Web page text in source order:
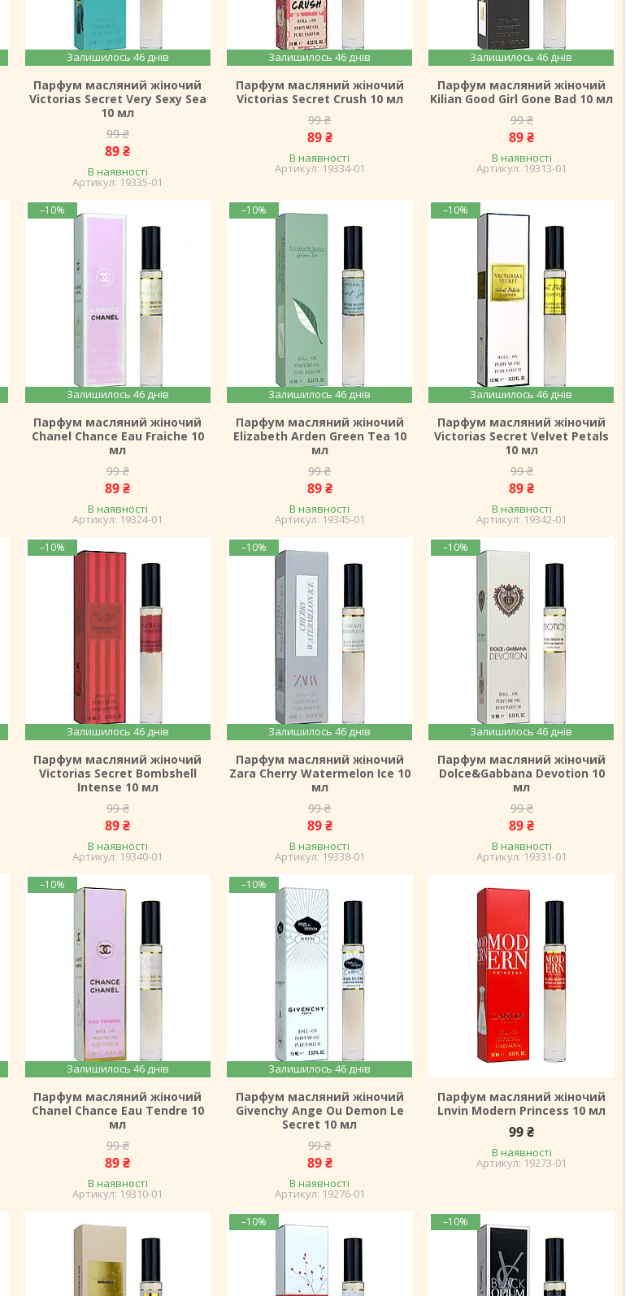
Залишилось 46 днів
Парфум масляний жіночий
Victorias Secret Very Sexy Sea
10 мл
99 ₴
89 ₴
В наявності
19335-01
Залишилось 46 днів
Парфум масляний жіночий
Victorias Secret Crush 10 мл
99 ₴
89 ₴
В наявності
19334-01
Залишилось 46 днів
Парфум масляний жіночий
Kilian Good Girl Gone Bad 10 мл
99 ₴
89 ₴
В наявності
19313-01
–10%
Залишилось 46 днів
Парфум масляний жіночий
Chanel Chance Eau Fraiche 10
мл
99 ₴
89 ₴
В наявності
19324-01
–10%
Залишилось 46 днів
Парфум масляний жіночий
Elizabeth Arden Green Tea 10
мл
99 ₴
89 ₴
В наявності
19345-01
–10%
Залишилось 46 днів
Парфум масляний жіночий
Victorias Secret Velvet Petals
10 мл
99 ₴
89 ₴
В наявності
19342-01
–10%
Залишилось 46 днів
Парфум масляний жіночий
Victorias Secret Bombshell
Intense 10 мл
99 ₴
89 ₴
В наявності
19340-01
–10%
Залишилось 46 днів
Парфум масляний жіночий
Zara Cherry Watermelon Ice 10
мл
99 ₴
89 ₴
В наявності
19338-01
–10%
Залишилось 46 днів
Парфум масляний жіночий
Dolce&Gabbana Devotion 10
мл
99 ₴
89 ₴
В наявності
19331-01
–10%
Залишилось 46 днів
Парфум масляний жіночий
Chanel Chance Eau Tendre 10
мл
99 ₴
89 ₴
В наявності
19310-01
–10%
Залишилось 46 днів
Парфум масляний жіночий
Givenchy Ange Ou Demon Le
Secret 10 мл
99 ₴
89 ₴
В наявності
19276-01
Парфум масляний жіночий
Lnvin Modern Princess 10 мл
99 ₴
В наявності
19273-01
–10% –10%